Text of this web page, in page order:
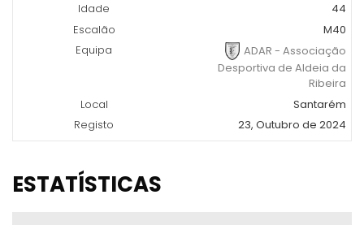
Idade
44
Escalão
M40
Equipa
ADAR - Associação
Desportiva de Aldeia da
Ribeira
Local
Santarém
Registo
23, Outubro de 2024
ESTATÍSTICAS